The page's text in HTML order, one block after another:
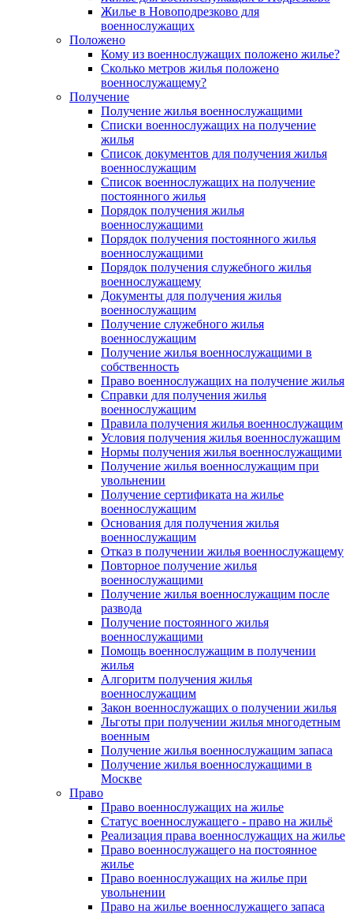
Жилье в Новоподрезково для
военнослужащих
Положено
Кому из военнослужащих положено жилье?
Сколько метров жилья положено
военнослужащему?
Получение
Получение жилья военнослужащими
Списки военнослужащих на получение
жилья
Список документов для получения жилья
военнослужащим
Список военнослужащих на получение
постоянного жилья
Порядок получения жилья
военнослужащими
Порядок получения постоянного жилья
военнослужащими
Порядок получения служебного жилья
военнослужащему
Документы для получения жилья
военнослужащим
Получение служебного жилья
военнослужащим
Получение жилья военнослужащими в
собственность
Право военнослужащих на получение жилья
Справки для получения жилья
военнослужащим
Правила получения жилья военнослужащим
Условия получения жилья военнослужащим
Нормы получения жилья военнослужащими
Получение жилья военнослужащим при
увольнении
Получение сертификата на жилье
военнослужащим
Основания для получения жилья
военнослужащим
Отказ в получении жилья военнослужащему
Повторное получение жилья
военнослужащими
Получение жилья военнослужащим после
развода
Получение постоянного жилья
военнослужащими
Помощь военнослужащим в получении
жилья
Алгоритм получения жилья
военнослужащим
Закон военнослужащих о получении жилья
Льготы при получении жилья многодетным
военным
Получение жилья военнослужащим запаса
Получение жилья военнослужащими в
Москве
Право
Право военнослужащих на жилье
Статус военнослужащего - право на жильё
Реализация права военнослужащих на жилье
Право военнослужащего на постоянное
жилье
Право военнослужащих на жилье при
увольнении
Право на жилье военнослужащего запаса